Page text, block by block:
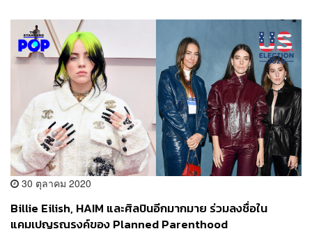
30 ตุลาคม 2020
Billie Eilish, HAIM และศิลปินอีกมากมาย ร่วมลงชื่อใน
แคมเปญรณรงค์ของ Planned Parenthood